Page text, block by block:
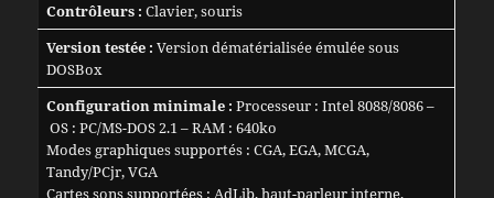
Contrôleurs : Clavier, souris
Version testée : Version dématérialisée émulée sous
DOSBox
Configuration minimale : Processeur : Intel 8088/8086 –
OS : PC/MS-DOS 2.1 – RAM : 640ko
Modes graphiques supportés : CGA, EGA, MCGA,
Tandy/PCjr, VGA
Cartes sons supportées : AdLib, haut-parleur interne,